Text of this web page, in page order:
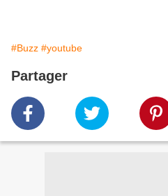
#Buzz #youtube
Partager